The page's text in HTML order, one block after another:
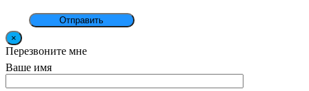
×
Перезвоните мне
Ваше имя